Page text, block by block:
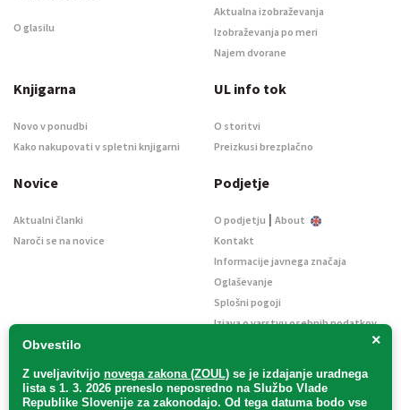
×
Obvestilo
Z uveljavitvijo novega zakona (ZOUL) se je izdajanje uradnega
lista s 1. 3. 2026 preneslo neposredno na Službo Vlade
Republike Slovenije za zakonodajo. Od tega datuma bodo vse
O glasilu
Aktualna izobraževanja
Izobraževanja po meri
Najem dvorane
Knjigarna
Novo v ponudbi
Kako nakupovati v spletni knjigarni
UL info tok
O storitvi
Preizkusi brezplačno
Novice
Aktualni članki
Naroči se na novice
Podjetje
O podjetju | About
Kontakt
Informacije javnega značaja
Oglaševanje
Splošni pogoji
Izjava o varstvu osebnih podatkov